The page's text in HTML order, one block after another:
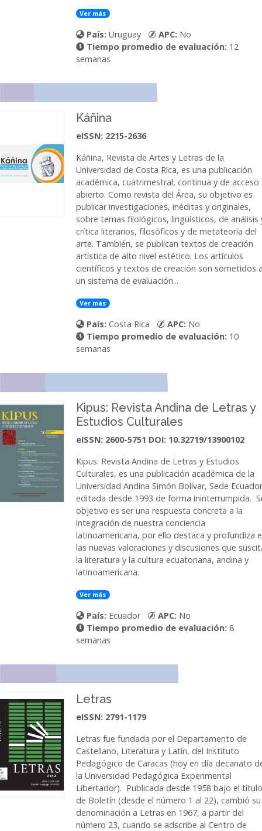
Ver más
País: Uruguay APC: No
Tiempo promedio de evaluación: 12
semanas
Káñina
eISSN: 2215-2636
Káñina, Revista de Artes y Letras de la
Universidad de Costa Rica, es una publicación
académica, cuatrimestral, continua y de acceso
abierto. Como revista del Área, su objetivo es
publicar investigaciones, inéditas y originales,
sobre temas filológicos, lingüísticos, de análisis
crítica literarios, filosóficos y de metateoría del
arte. También, se publican textos de creación
artística de alto nivel estético. Los artículos
científicos y textos de creación son sometidos
un sistema de evaluación...
Ver más
País: Costa Rica APC: No
Tiempo promedio de evaluación: 10
semanas
Kipus: Revista Andina de Letras y
Estudios Culturales
eISSN: 2600-5751 DOI: 10.32719/13900102
Kipus: Revista Andina de Letras y Estudios
Culturales, es una publicación académica de la
Universidad Andina Simón Bolívar, Sede
editada desde 1993 de forma ininterrumpida.
objetivo es ser una respuesta concreta a la
integración de nuestra conciencia
latinoamericana, por ello destaca y profundiza
las nuevas valoraciones y discusiones que
la literatura y la cultura ecuatoriana, andina y
latinoamericana.
Ver más
País: Ecuador APC: No
Tiempo promedio de evaluación: 8
semanas
Letras
eISSN: 2791-1179
Letras fue fundada por el Departamento de
Castellano, Literatura y Latín, del Instituto
Pedagógico de Caracas (hoy en día decanato
la Universidad Pedagógica Experimental
Libertador). Publicada desde 1958 bajo el título
de Boletín (desde el número 1 al 22), cambió su
denominación a Letras en 1967, a partir del
número 23, cuando se adscribe al Centro de